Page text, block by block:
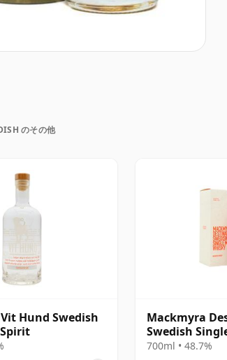
のその他
Hund Swedish
Mackmyra
Swedish
700ml • 48.7%